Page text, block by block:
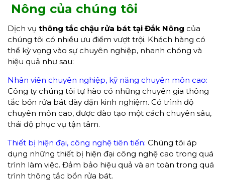
Nông của chúng tôi
Dịch vụ thông tắc chậu rửa bát tại Đắk Nông của
chúng tôi có nhiều ưu điểm vượt trội. Khách hàng có
thể kỳ vọng vào sự chuyên nghiệp, nhanh chóng và
hiệu quả như sau:
Nhân viên chuyên nghiệp, kỹ năng chuyên môn cao:
Công ty chúng tôi tự hào có những chuyên gia thông
tắc bồn rửa bát dày dặn kinh nghiệm. Có trình độ
chuyên môn cao, được đào tạo một cách chuyên sâu,
thái độ phục vụ tận tâm.
Thiết bị hiện đại, công nghệ tiên tiến: Chúng tôi áp
dụng những thiết bị hiện đại công nghệ cao trong quá
trình làm việc. Đảm bảo hiệu quả và an toàn trong quá
trình thông tắc bồn rửa bát.